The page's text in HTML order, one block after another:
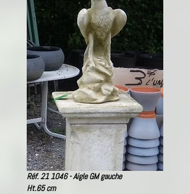
Réf. 21 1046 - Aigle GM gauche
Ht.65 cm